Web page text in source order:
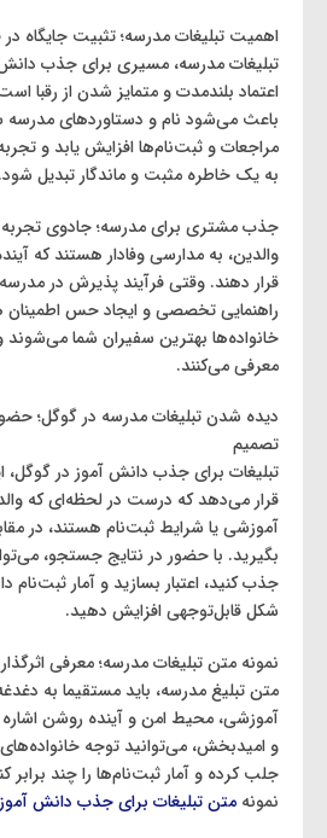
اهمیت تبلیغات مدرسه؛ تثبیت جایگاه
تبلیغات مدرسه، مسیری برای جذب
اعتماد بلندمدت و متمایز شدن از رقبا
باعث می‌شود نام و دستاوردهای مدرسه
مراجعات و ثبت‌نام‌ها افزایش یابد و
به یک خاطره مثبت و ماندگار تبدیل شود.
جذب مشتری برای مدرسه؛ جادوی تجربه
والدین، به مدارسی وفادار هستند که
قرار دهند. وقتی فرآیند پذیرش در
راهنمایی تخصصی و ایجاد حس اطمینان
خانواده‌ها بهترین سفیران شما می‌شوند
معرفی می‌کنند.
دیده شدن تبلیغات مدرسه در گوگل؛
تصمیم
تبلیغات برای جذب دانش آموز در گوگل،
قرار می‌دهد که درست در لحظه‌ای که
آموزشی یا شرایط ثبت‌نام هستند، در
بگیرید. با حضور در نتایج جستجو،
جذب کنید، اعتبار بسازید و آمار ثبت‌نام
شکل قابل‌توجهی افزایش دهید.
نمونه متن تبلیغات مدرسه؛ معرفی
متن تبلیغ مدرسه، باید مستقیما به
آموزشی، محیط امن و آینده روشن اشاره
و امیدبخش، می‌توانید توجه خانواده‌های
جلب کرده و آمار ثبت‌نام‌ها را چند برابر
نمونه متن تبلیغات برای جذب دانش آموز